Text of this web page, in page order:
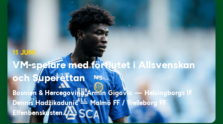
11 JUNI
VM-spelare med förflutet i Allsvenskan
och Superettan
Bosnien & Hercegovina Armin Gigovic — Helsingborgs IF
Dennis Hadžikadunić — Malmö FF / Trelleborg FF
Elfenbenskusten…